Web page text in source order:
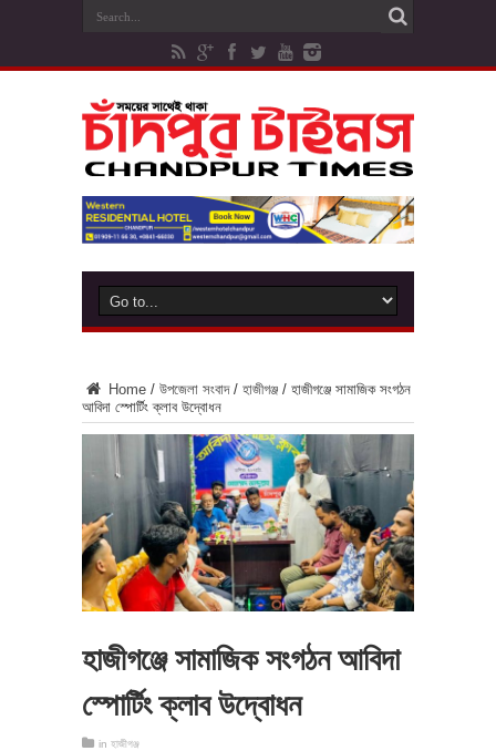
Home / উপজেলা সংবাদ / হাজীগঞ্জ / হাজীগঞ্জে সামাজিক সংগঠন
আবিদা স্পোর্টিং ক্লাব উদ্বোধন
হাজীগঞ্জে সামাজিক সংগঠন আবিদা
স্পোর্টিং ক্লাব উদ্বোধন
in হাজীগঞ্জ